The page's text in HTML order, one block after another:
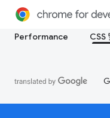
Performance CSS